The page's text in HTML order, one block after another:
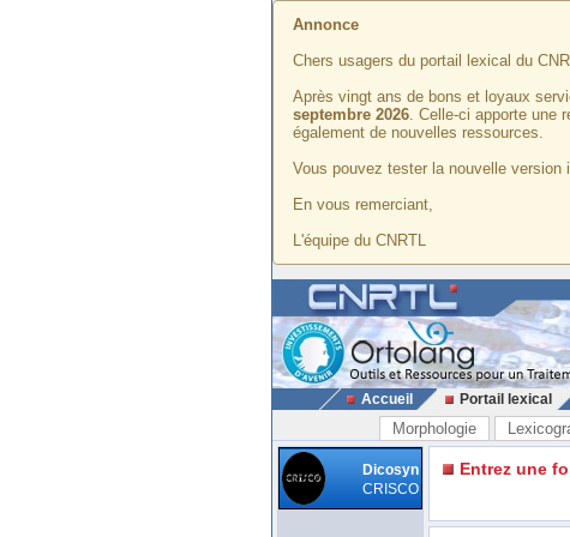
Annonce
Chers usagers du portail lexical du
Après vingt ans de bons et loyaux
septembre 2026. Celle-ci apporte une
également de nouvelles ressources.
Vous pouvez tester la nouvelle version
En vous remerciant,
L'équipe du CNRTL
Accueil Portail lexical
Morphologie
Dicosyn
CRISCO
Entrez une